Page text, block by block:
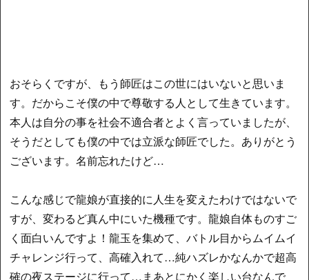
おそらくですが、もう師匠はこの世にはいないと思いま
す。だからこそ僕の中で尊敬する人として生きています。
本人は自分の事を社会不適合者とよく言っていましたが、
そうだとしても僕の中では立派な師匠でした。ありがとう
ございます。名前忘れたけど…
こんな感じで龍娘が直接的に人生を変えたわけではないで
すが、変わるど真ん中にいた機種です。龍娘自体ものすご
く面白いんですよ！龍玉を集めて、バトル目からムイムイ
チャレンジ行って、高確入れて…純ハズレかなんかで超高
確の夜ステージに行って…まあとにかく楽しい台なんで